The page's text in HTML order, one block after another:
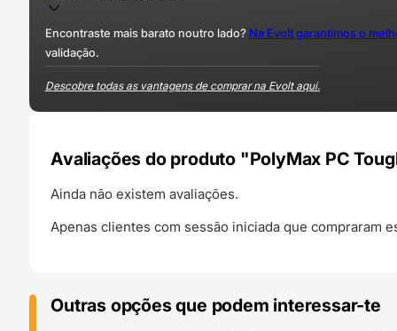
Encontraste mais barato noutro lado? Na Evolt garantimos o
validação.
Descobre todas as vantagens de comprar na Evolt aqui.
Avaliações do produto "PolyMax PC
Ainda não existem avaliações.
Apenas clientes com sessão iniciada que compraram
Outras opções que podem interessar-te